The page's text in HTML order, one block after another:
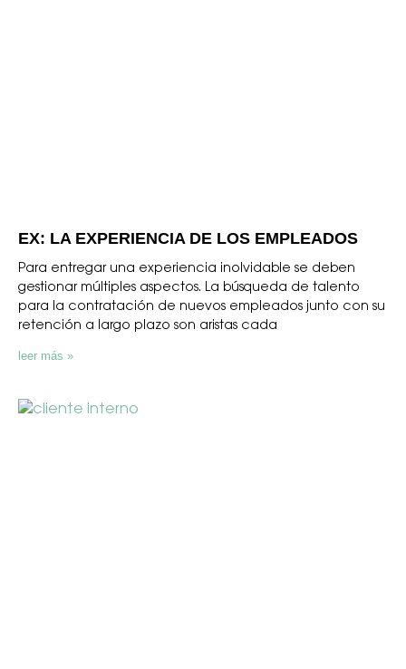
EX: LA EXPERIENCIA DE LOS EMPLEADOS
Para entregar una experiencia inolvidable se deben
gestionar múltiples aspectos. La búsqueda de talento
para la contratación de nuevos empleados junto con su
retención a largo plazo son aristas cada
leer más »